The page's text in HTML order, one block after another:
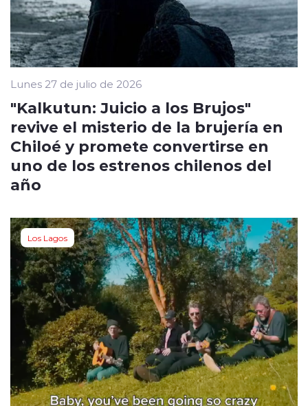
Lunes 27 de julio de 2026
"Kalkutun: Juicio a los Brujos"
revive el misterio de la brujería en
Chiloé y promete convertirse en
uno de los estrenos chilenos del
año
Los Lagos